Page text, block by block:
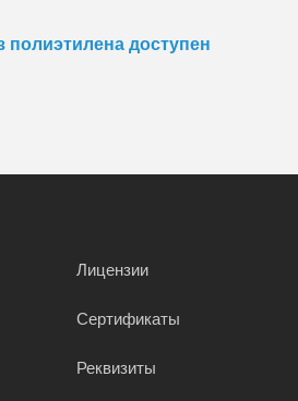
доступен
Лицензии
Сертификаты
Реквизиты